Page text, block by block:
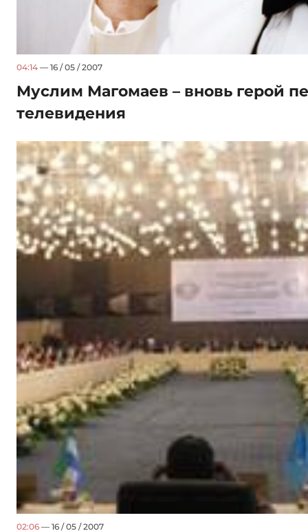
04:14 — 16 / 05 / 2007
Муслим Магомаев – вновь герой
телевидения
02:06 — 16 / 05 / 2007